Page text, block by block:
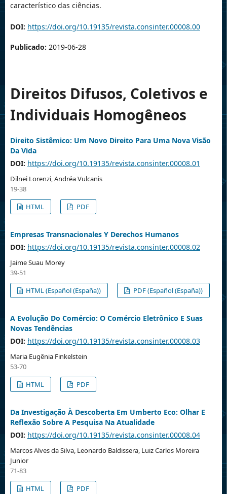
característico das ciências.
DOI: https://doi.org/10.19135/revista.consinter.00008.00
Publicado: 2019-06-28
Direitos Difusos, Coletivos e
Individuais Homogêneos
Direito Sistêmico: Um Novo Direito Para Uma Nova Visão
Da Vida
DOI: https://doi.org/10.19135/revista.consinter.00008.01
Dilnei Lorenzi, Andréa Vulcanis
19-38
HTML
PDF
Empresas Transnacionales Y Derechos Humanos
DOI: https://doi.org/10.19135/revista.consinter.00008.02
Jaime Suau Morey
39-51
HTML (Español (España))
PDF (Español (España))
A Evolução Do Comércio: O Comércio Eletrônico E Suas
Novas Tendências
DOI: https://doi.org/10.19135/revista.consinter.00008.03
Maria Eugênia Finkelstein
53-70
HTML
PDF
Da Investigação À Descoberta Em Umberto Eco: Olhar E
Reflexão Sobre A Pesquisa Na Atualidade
DOI: https://doi.org/10.19135/revista.consinter.00008.04
Marcos Alves da Silva, Leonardo Baldissera, Luiz Carlos Moreira
Junior
71-83
HTML
PDF